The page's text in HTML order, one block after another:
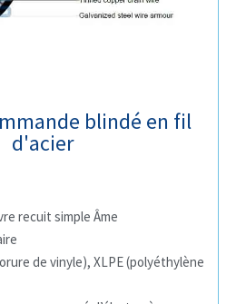
blindé en fil
d'acier
recuit simple Âme
de vinyle), XLPE (polyéthylène